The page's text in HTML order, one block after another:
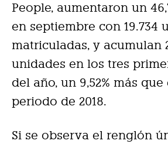
People, aumentaron un
en septiembre con 19.734
matriculadas, y acumulan
unidades en los tres
del año, un 9,52% más
periodo de 2018.
Si se observa el renglón